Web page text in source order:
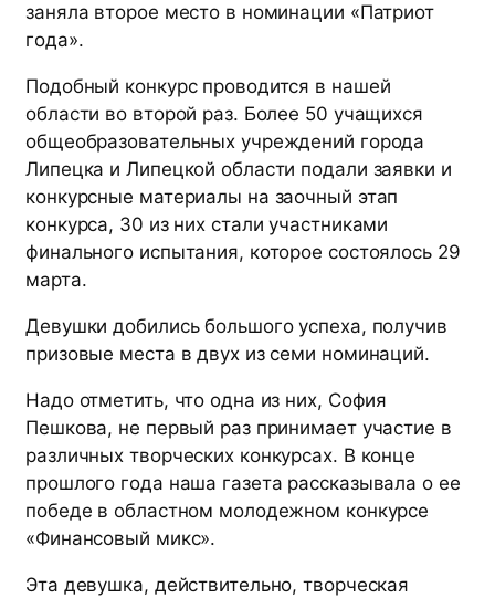
заняла второе место в номинации «Патриот
года».
Подобный конкурс проводится в нашей
области во второй раз. Более 50 учащихся
общеобразовательных учреждений города
Липецка и Липецкой области подали заявки и
конкурсные материалы на заочный этап
конкурса, 30 из них стали участниками
финального испытания, которое состоялось 29
марта.
Девушки добились большого успеха, получив
призовые места в двух из семи номинаций.
Надо отметить, что одна из них, София
Пешкова, не первый раз принимает участие в
различных творческих конкурсах. В конце
прошлого года наша газета рассказывала о ее
победе в областном молодежном конкурсе
«Финансовый микс».
Эта девушка, действительно, творческая